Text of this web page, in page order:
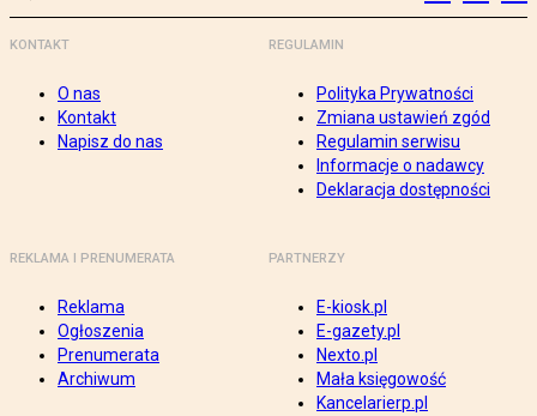
KONTAKT
O nas
Kontakt
Napisz do nas
REGULAMIN
Polityka Prywatności
Zmiana ustawień zgód
Regulamin serwisu
Informacje o nadawcy
Deklaracja dostępności
REKLAMA I PRENUMERATA
Reklama
Ogłoszenia
Prenumerata
Archiwum
PARTNERZY
E-kiosk.pl
E-gazety.pl
Nexto.pl
Mała księgowość
Kancelarierp.pl